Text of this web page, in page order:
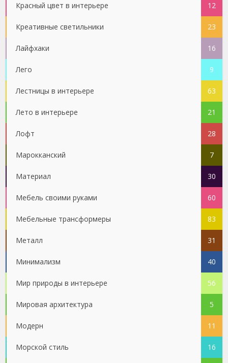
Красный цвет в интерьере 12
Креативные светильники 23
Лайфхаки 16
Лего 9
Лестницы в интерьере 63
Лето в интерьере 21
Лофт 28
Марокканский 7
Материал 30
Мебель своими руками 60
Мебельные трансформеры 83
Металл 31
Минимализм 40
Мир природы в интерьере 56
Мировая архитектура 5
Модерн 11
Морской стиль 16